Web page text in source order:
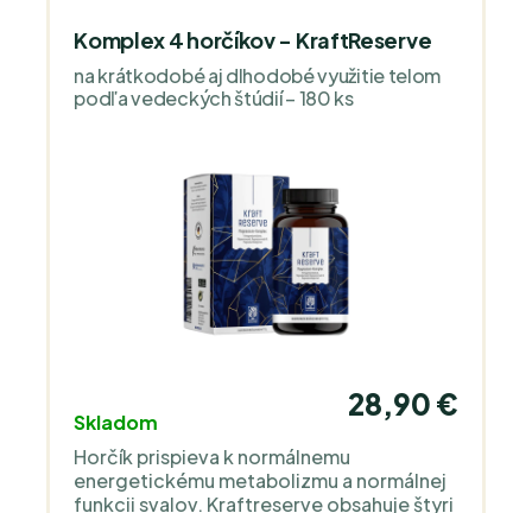
Komplex 4 horčíkov - KraftReserve
na krátkodobé aj dlhodobé využitie telom
podľa vedeckých štúdií – 180 ks
Skladom
28,90 €
Horčík prispieva k normálnemu
energetickému metabolizmu a normálnej
funkcii svalov. Kraftreserve obsahuje štyri